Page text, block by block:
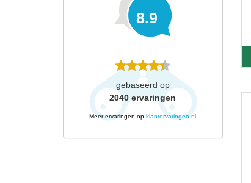
8.9
gebaseerd op
2040 ervaringen
Meer ervaringen opklantervaringen.nl